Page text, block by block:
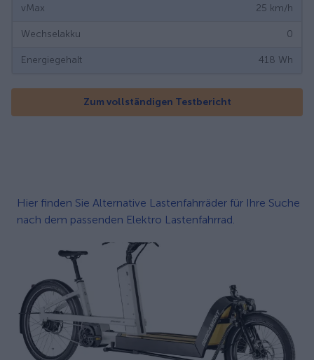
vMax 25 km/h
Wechselakku 0
Energiegehalt 418 Wh
Zum vollständigen Testbericht
Hier finden Sie Alternative Lastenfahrräder für Ihre Suche
nach dem passenden Elektro Lastenfahrrad.